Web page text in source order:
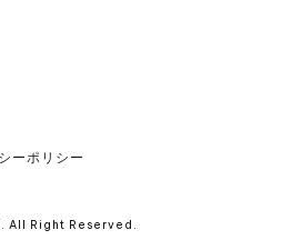
ーポリシー
All Right Reserved.